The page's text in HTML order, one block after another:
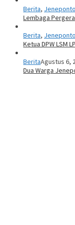
Berita, Jeneponto
Lembaga
Berita, Jeneponto
Ketua DPW LSM
BeritaAgustus 6,
Dua Warga